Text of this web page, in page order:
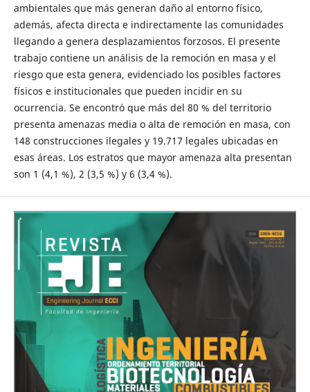
ambientales que más generan daño al entorno físico,
además, afecta directa e indirectamente las comunidades
llegando a genera desplazamientos forzosos. El presente
trabajo contiene un análisis de la remoción en masa y el
riesgo que esta genera, evidenciado los posibles factores
físicos e institucionales que pueden incidir en su
ocurrencia. Se encontró que más del 80 % del territorio
presenta amenazas media o alta de remoción en masa, con
148 construcciones ilegales y 19.717 legales ubicadas en
esas áreas. Los estratos que mayor amenaza alta presentan
son 1 (4,1 %), 2 (3,5 %) y 6 (3,4 %).